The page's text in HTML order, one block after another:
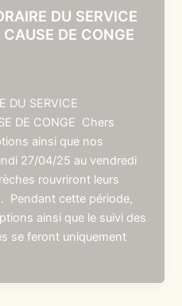
DU SERVICE
DE CONGE
DU SERVICE
DE CONGE Chers
ainsi que nos
27/04/25 au vendredi
rouvriront leurs
Pendant cette période,
ainsi que le suivi des
se feront uniquement